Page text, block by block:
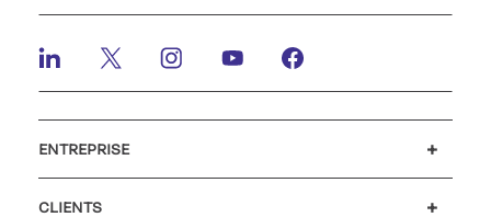
ENTREPRISE
CLIENTS